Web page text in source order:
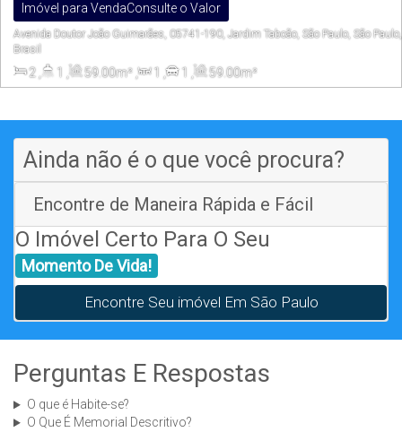
Consulte o Valor
Imóvel para Venda
Avenida Doutor João Guimarães, 05741-190, Jardim Taboão, São Paulo, São Paulo,
Brasil
2 , 1 , 59.00m² , 1 , 1 , 59.00m²
Ainda não é o que você procura?
Encontre de Maneira Rápida e Fácil
O Imóvel Certo Para O Seu
Momento De Vida!
Encontre Seu imóvel Em São Paulo
Perguntas E Respostas
O que é Habite-se?
O Que É Memorial Descritivo?